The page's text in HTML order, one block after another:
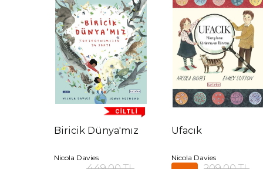
Biricik Dünya'mız
Nicola Davies
Ufacık
Nicola Davies